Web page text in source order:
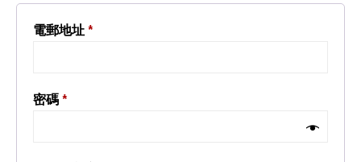
電郵地址 *
密碼 *